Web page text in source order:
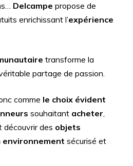
Delcampe propose de
enrichissant l’expérience
transforme la
partage de passion.
comme le choix évident
souhaitant acheter,
découvrir des objets
environnement sécurisé et